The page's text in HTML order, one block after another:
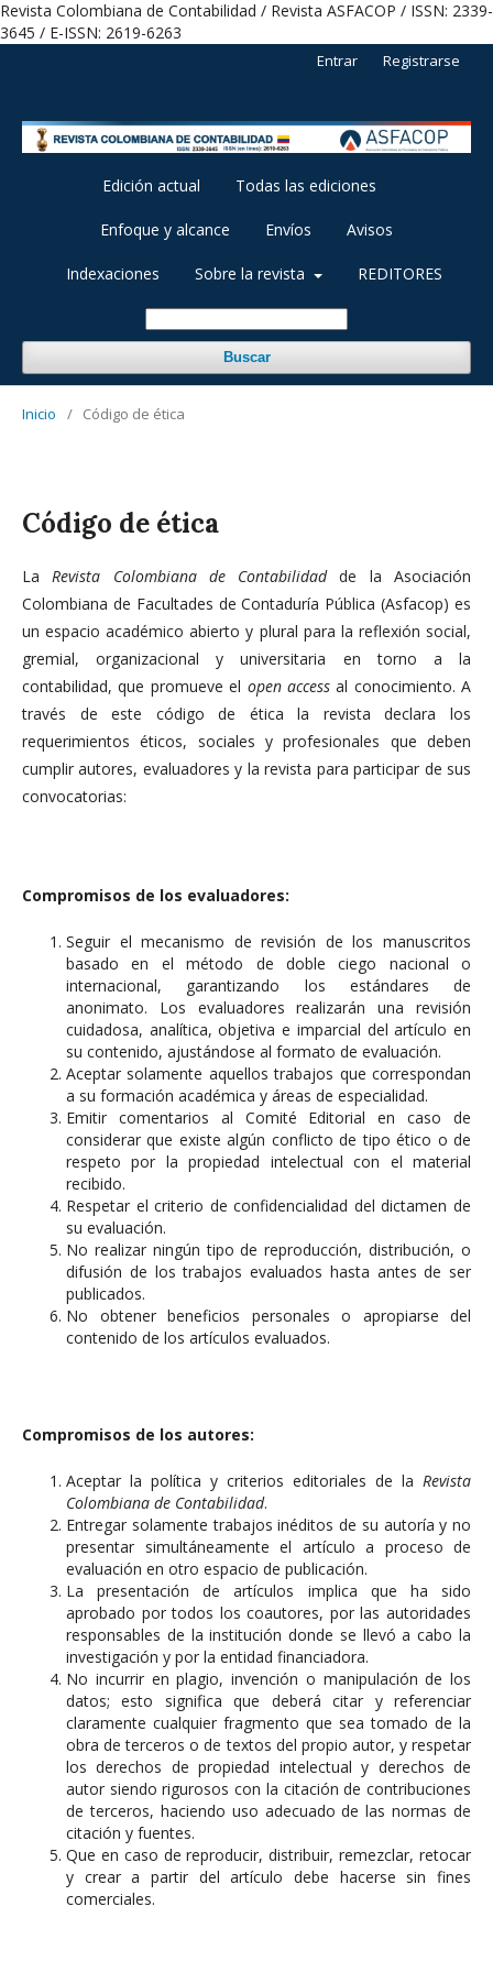
Revista Colombiana de Contabilidad / Revista ASFACOP / ISSN: 2339-
3645 / E-ISSN: 2619-6263
Edición actual Todas las ediciones
Enfoque y alcance Envíos Avisos
Indexaciones Sobre la revista REDITORES
Buscar
Entrar Registrarse
Inicio / Código de ética
Código de ética
LaRevista Colombiana de Contabilidadde la Asociación
Colombiana de Facultades de Contaduría Pública (Asfacop) es
un espacio académico abierto y plural para la reflexión social,
gremial, organizacional y universitaria en torno a la
contabilidad, que promueve el open accessal conocimiento. A
través de este código de ética la revista declara los
requerimientos éticos, sociales y profesionales que deben
cumplir autores, evaluadores y la revista para participar de sus
convocatorias:
Compromisos de los evaluadores:
Seguir el mecanismo de revisión de los manuscritos
basado en el método de doble ciego nacional o
internacional, garantizando los estándares de
anonimato. Los evaluadores realizarán una revisión
cuidadosa, analítica, objetiva e imparcial del artículo en
su contenido, ajustándose al formato de evaluación.
Aceptar solamente aquellos trabajos que correspondan
a su formación académica y áreas de especialidad.
Emitir comentarios al Comité Editorial en caso de
considerar que existe algún conflicto de tipo ético o de
respeto por la propiedad intelectual con el material
recibido.
Respetar el criterio de confidencialidad del dictamen de
su evaluación.
No realizar ningún tipo de reproducción, distribución, o
difusión de los trabajos evaluados hasta antes de ser
publicados.
No obtener beneficios personales o apropiarse del
contenido de los artículos evaluados.
Compromisos de los autores:
Aceptar la política y criterios editoriales de la Revista
Colombiana de Contabilidad.
Entregar solamente trabajos inéditos de su autoría y no
presentar simultáneamente el artículo a proceso de
evaluación en otro espacio de publicación.
La presentación de artículos implica que ha sido
aprobado por todos los coautores, por las autoridades
responsables de la institución donde se llevó a cabo la
investigación y por la entidad financiadora.
No incurrir en plagio, invención o manipulación de los
datos; esto significa que deberá citar y referenciar
claramente cualquier fragmento que sea tomado de la
obra de terceros o de textos del propio autor, y respetar
los derechos de propiedad intelectual y derechos de
autor siendo rigurosos con la citación de contribuciones
de terceros, haciendo uso adecuado de las normas de
citación y fuentes.
Que en caso de reproducir, distribuir, remezclar, retocar
y crear a partir del artículo debe hacerse sin fines
comerciales.